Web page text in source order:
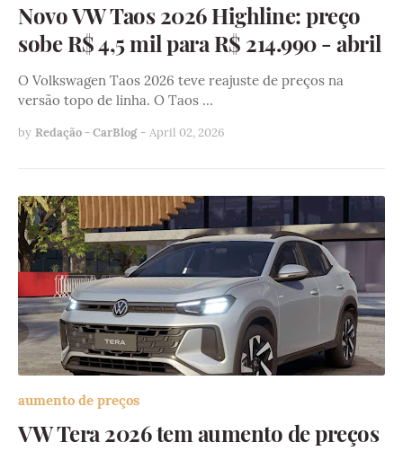
Novo VW Taos 2026 Highline: preço
sobe R$ 4,5 mil para R$ 214.990 - abril
O Volkswagen Taos 2026 teve reajuste de preços na
versão topo de linha. O Taos …
by Redação - CarBlog - April 02, 2026
aumento de preços
VW Tera 2026 tem aumento de preços